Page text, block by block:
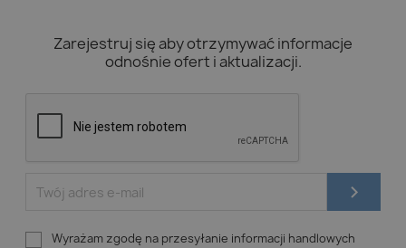
Zarejestruj się aby otrzymywać informacje
odnośnie ofert i aktualizacji.
Wyrażam zgodę na przesyłanie informacji handlowych